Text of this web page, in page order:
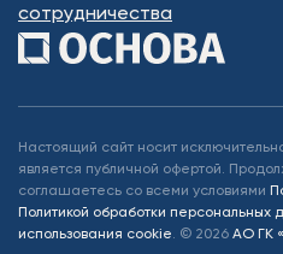
сотрудничества
Настоящий сайт носит
является публичной офертой.
соглашаетесь со всеми условиями
Политикой обработки персональных
использования cookie. © 2026 АО ГК